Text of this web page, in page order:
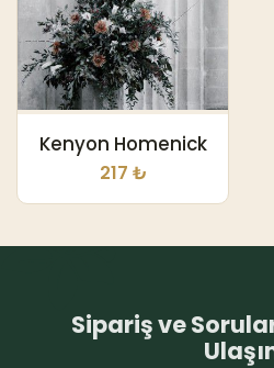
Kenyon Homenick
217 ₺
Sipariş ve